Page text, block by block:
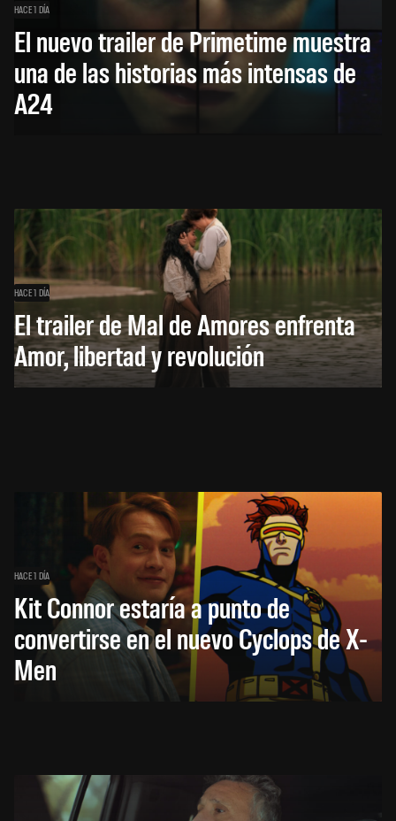
HACE 1 DÍA
El nuevo trailer de Primetime muestra
una de las historias más intensas de
A24
HACE 1 DÍA
El trailer de Mal de Amores enfrenta
Amor, libertad y revolución
HACE 1 DÍA
Kit Connor estaría a punto de
convertirse en el nuevo Cyclops de X-
Men